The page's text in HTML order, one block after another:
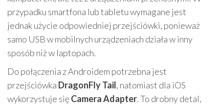
przypadku smartfona lub tabletu wymagane jest
jednak użycie odpowiedniej przejściówki, ponieważ
samo USB w mobilnych urządzeniach działa w inny
sposób niż w laptopach.
Do połączenia z Androidem potrzebna jest
przejściówka DragonFly Tail, natomiast dla iOS
wykorzystuje sięCamera Adapter. To drobny detal,